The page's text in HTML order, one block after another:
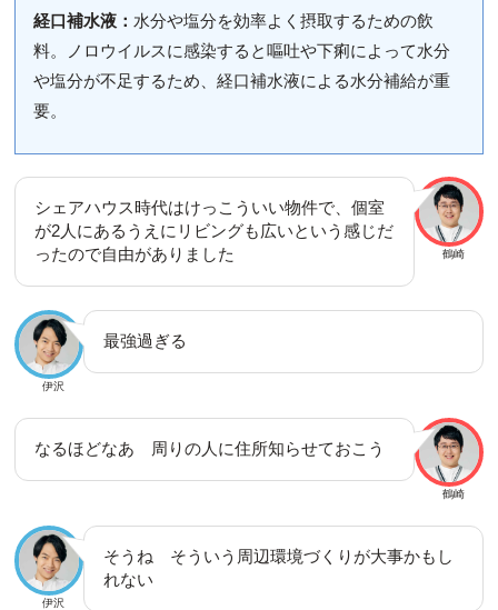
経口補水液： 水分や塩分を効率よく摂取するための飲
料。ノロウイルスに感染すると嘔吐や下痢によって水分
や塩分が不足するため、経口補水液による水分補給が重
要。
鶴崎
シェアハウス時代はけっこういい物件で、個室
が2人にあるうえにリビングも広いという感じだ
ったので自由がありました
伊沢
最強過ぎる
鶴崎
なるほどなあ 周りの人に住所知らせておこう
伊沢
そうね そういう周辺環境づくりが大事かもし
れない